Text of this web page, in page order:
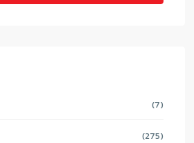
(7)
(275)